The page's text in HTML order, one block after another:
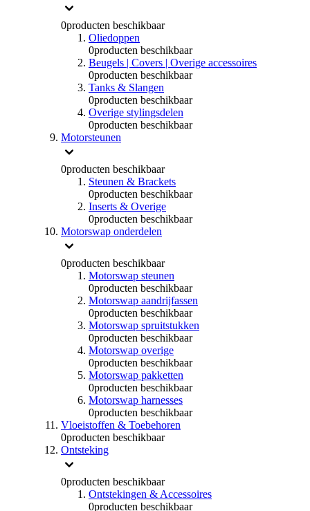
0producten beschikbaar
Oliedoppen
0producten beschikbaar
Beugels | Covers | Overige accessoires
0producten beschikbaar
Tanks & Slangen
0producten beschikbaar
Overige stylingsdelen
0producten beschikbaar
Motorsteunen
0producten beschikbaar
Steunen & Brackets
0producten beschikbaar
Inserts & Overige
0producten beschikbaar
Motorswap onderdelen
0producten beschikbaar
Motorswap steunen
0producten beschikbaar
Motorswap aandrijfassen
0producten beschikbaar
Motorswap spruitstukken
0producten beschikbaar
Motorswap overige
0producten beschikbaar
Motorswap pakketten
0producten beschikbaar
Motorswap harnesses
0producten beschikbaar
Vloeistoffen & Toebehoren
0producten beschikbaar
Ontsteking
0producten beschikbaar
Ontstekingen & Accessoires
0producten beschikbaar